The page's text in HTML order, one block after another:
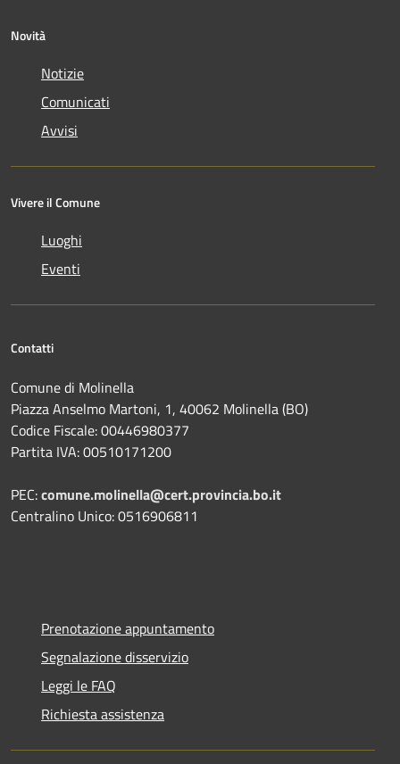
Novità
Notizie
Comunicati
Avvisi
Vivere il Comune
Luoghi
Eventi
Contatti
Comune di Molinella
Piazza Anselmo Martoni, 1, 40062 Molinella (BO)
Codice Fiscale: 00446980377
Partita IVA: 00510171200
PEC:comune.molinella@cert.provincia.bo.it
Centralino Unico: 0516906811
Prenotazione appuntamento
Segnalazione disservizio
Leggi le FAQ
Richiesta assistenza